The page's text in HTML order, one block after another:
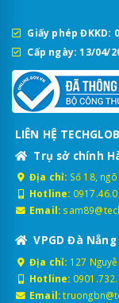
Giấy phép ĐKKD:
Cấp ngày: 13/04/
LIÊN HỆ
Trụ sở chính
Địa chỉ: Số 18,
Hotline:
Email:
VPGD Đà Nẵng
Địa chỉ: 127
Hotline:
Email: